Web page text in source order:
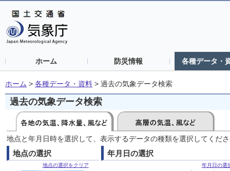
ホーム 防災情報 各種データ・
ホーム > 各種データ・資料 > 過去の気象データ検索
過去の気象データ検索
地点と年月日時を選択して、表示するデータの種類を選択してくだ
地点の選択
地点の選択をクリア
年月日の選択
年月日の選